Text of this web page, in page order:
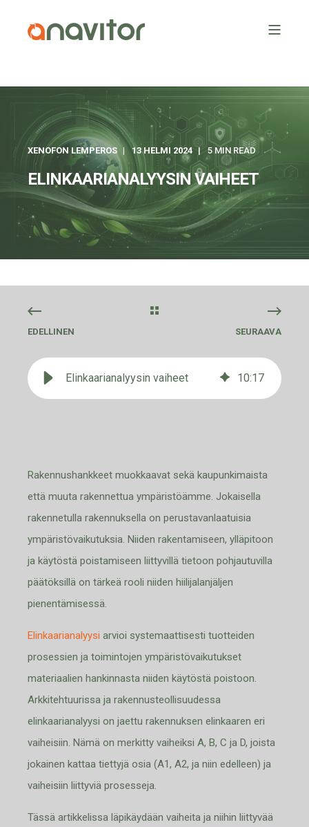
XENOFON LEMPEROS 13 HELMI 2024 5 MIN READ
ELINKAARIANALYYSIN VAIHEET
EDELLINEN SEURAAVA
Elinkaarianalyysin vaiheet 10:17
Rakennushankkeet muokkaavat sekä kaupunkimaista
että muuta rakennettua ympäristöämme. Jokaisella
rakennetulla rakennuksella on perustavanlaatuisia
ympäristövaikutuksia. Niiden rakentamiseen, ylläpitoon
ja käytöstä poistamiseen liittyvillä tietoon pohjautuvilla
päätöksillä on tärkeä rooli niiden hiilijalanjäljen
pienentämisessä.
Elinkaarianalyysi arvioi systemaattisesti tuotteiden
prosessien ja toimintojen ympäristövaikutukset
materiaalien hankinnasta niiden käytöstä poistoon.
Arkkitehtuurissa ja rakennusteollisuudessa
elinkaarianalyysi on jaettu rakennuksen elinkaaren eri
vaiheisiin. Nämä on merkitty vaiheiksi A, B, C ja D, joista
jokainen kattaa tiettyjä osia (A1, A2, ja niin edelleen) ja
vaiheisiin liittyviä prosesseja.
Tässä artikkelissa läpikäydään vaiheita ja niihin liittyvää